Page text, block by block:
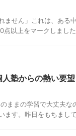
ません」これは、あ
点以上をマークしまし
塾からの熱い要望
ままの学習で大丈夫
ます。昨日をもちまし